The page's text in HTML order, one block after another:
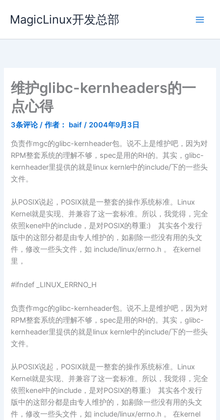
容
MagicLinux开发总部
维护glibc-kernheaders的一
点心得
3条评论 / 作者： baif/ 2004年9月3日
负责作mgc的glibc-kernheader包。说不上是维护吧，因为对
RPM整套系统的理解不够，spec是用的RH的。其实，glibc-
kernheader里提供的就是linux kernle中的include/下的一些头
文件。
从POSIX说起，POSIX就是一整套的操作系统标准。Linux
Kernel就是实现、并兼容了这一套标准。所以，我觉得，完全
依照kenel中的include，是对POSIX的尊重:) 其实各个发行
版中的这部分都是由专人维护的，如剔除一些没有用的头文
件，修改一些头文件，如 include/linux/errno.h 。 在kernel
里，
#ifndef _LINUX_ERRNO_H
负责作mgc的glibc-kernheader包。说不上是维护吧，因为对
RPM整套系统的理解不够，spec是用的RH的。其实，glibc-
kernheader里提供的就是linux kernle中的include/下的一些头
文件。
从POSIX说起，POSIX就是一整套的操作系统标准。Linux
Kernel就是实现、并兼容了这一套标准。所以，我觉得，完全
依照kenel中的include，是对POSIX的尊重:) 其实各个发行
版中的这部分都是由专人维护的，如剔除一些没有用的头文
件，修改一些头文件，如 include/linux/errno.h 。 在kernel